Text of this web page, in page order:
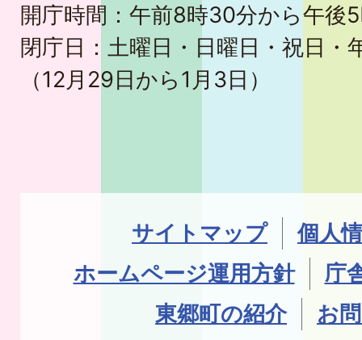
開庁時間：午前8時30分から午後
閉庁日：土曜日・日曜日・祝日・
（12月29日から1月3日）
サイトマップ
個人
ホームページ運用方針
庁
東郷町の紹介
お